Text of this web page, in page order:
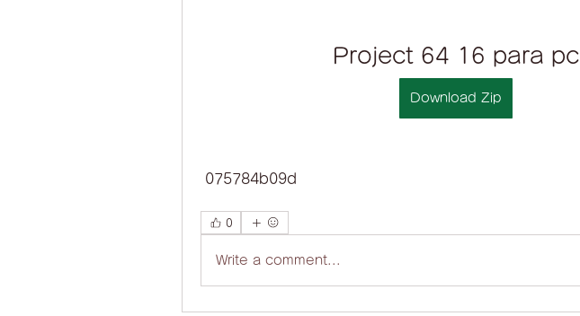
Project 64 16 para pc
Download Zip
075784b09d
0
Write a comment...